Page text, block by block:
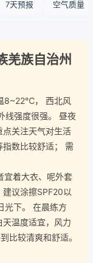
7天预报 空气质量
族自治州
8~22℃， 西北风
线强度很强。 昼夜
关注天气对生活
数比较舒适； 需
着大衣、呢外套
议涂擦SPF20以
光下。 在晨练方
温度适宜，风力
比较清爽和舒适。